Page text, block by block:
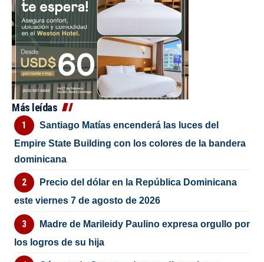
Más leídas
Santiago Matías encenderá las luces del
Empire State Building con los colores de la bandera
dominicana
Precio del dólar en la República Dominicana
este viernes 7 de agosto de 2026
Madre de Marileidy Paulino expresa orgullo por
los logros de su hija